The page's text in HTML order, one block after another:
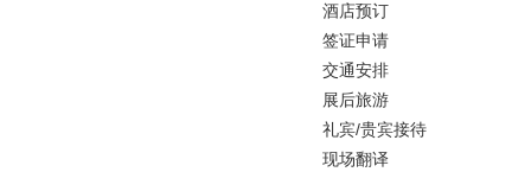
酒店预订
签证申请
交通安排
展后旅游
礼宾/贵宾接待
现场翻译